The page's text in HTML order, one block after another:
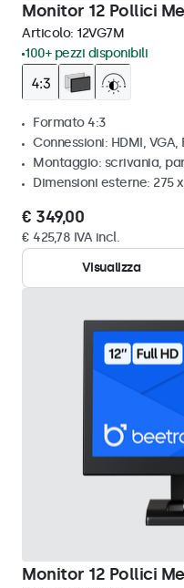
Monitor 12 Pollici
Articolo: 12VG7M
100+ pezzi disponibili
Formato 4:3
Connessioni: HDMI, VGA,
Montaggio: scrivania,
Dimensioni esterne: 275
€ 349,00
€ 425,78 IVA incl.
Visualizza
Monitor 12 Pollici